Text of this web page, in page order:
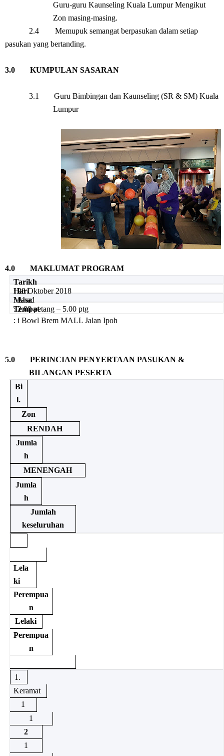
Guru-guru Kaunseling Kuala Lumpur Mengikut
Zon masing-masing.
2.4 Memupuk semangat berpasukan dalam setiap
pasukan yang bertanding.
3.0 KUMPULAN SASARAN
3.1
Guru Bimbingan dan Kaunseling (SR & SM) Kuala
Lumpur
4.0
MAKLUMAT PROGRAM
Tarikh
: 28 Oktober 2018
Hari
: Ahad
Masa
: 2.00 petang – 5.00 ptg
Tempat
: i Bowl Brem MALL Jalan Ipoh
5.0
PERINCIAN PENYERTAAN PASUKAN &
BILANGAN PESERTA
Bi
l.
Zon
RENDAH
Jumla
h
MENENGAH
Jumla
h
Jumlah
keseluruhan
Lela
ki
Perempua
n
Lelaki
Perempua
n
1.
Keramat
1
1
2
1